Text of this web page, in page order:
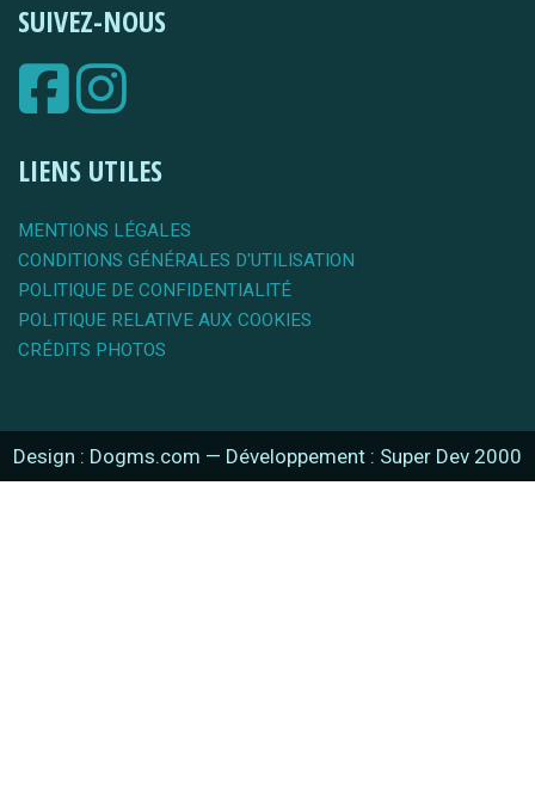
SUIVEZ-NOUS
LIENS UTILES
MENTIONS LÉGALES
CONDITIONS GÉNÉRALES D'UTILISATION
POLITIQUE DE CONFIDENTIALITÉ
POLITIQUE RELATIVE AUX COOKIES
CRÉDITS PHOTOS
Design : Dogms.com — Développement : Super Dev 2000